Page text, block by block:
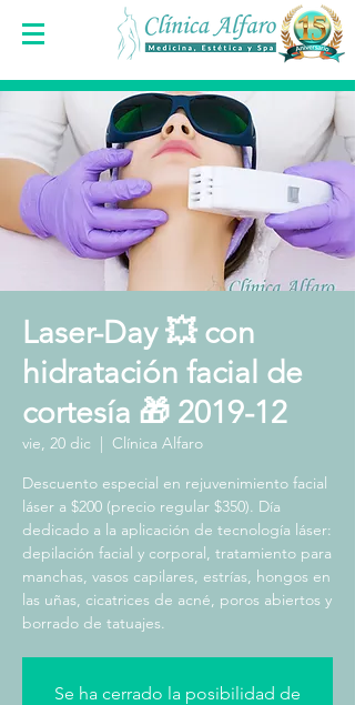
Laser-Day 💥 con
hidratación facial de
cortesía 🎁 2019-12
vie, 20 dic
  |
Clínica Alfaro
Descuento especial en rejuvenimiento facial
láser a $200 (precio regular $350). Día
dedicado a la aplicación de tecnología láser:
depilación facial y corporal, tratamiento para
manchas, vasos capilares, estrías, hongos en
las uñas, cicatrices de acné, poros abiertos y
borrado de tatuajes.
Se ha cerrado la posibilidad de